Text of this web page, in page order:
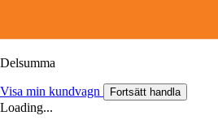
Delsumma
Visa min kundvagn Fortsätt handla
Loading...